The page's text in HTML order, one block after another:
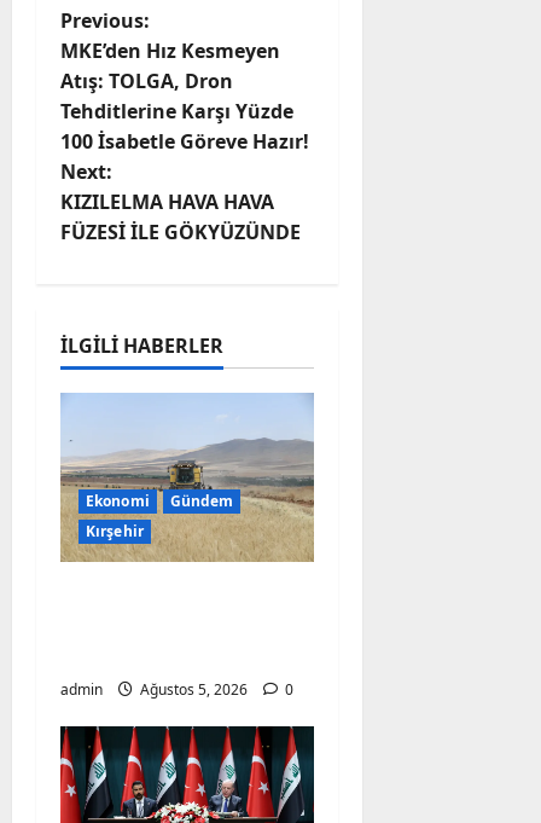
P
o
s
t
n
v
i
g
a
t
n
Previous:
MKE’den Hız Kesmeyen
Atış: TOLGA, Dron
Tehditlerine Karşı Yüzde
100 İsabetle Göreve Hazır!
Next:
KIZILELMA HAVA HAVA
FÜZESİ İLE GÖKYÜZÜNDE
İLGILI HABERLER
Ekonomi
Gündem
Kırşehir
admin Ağustos 5, 2026 0